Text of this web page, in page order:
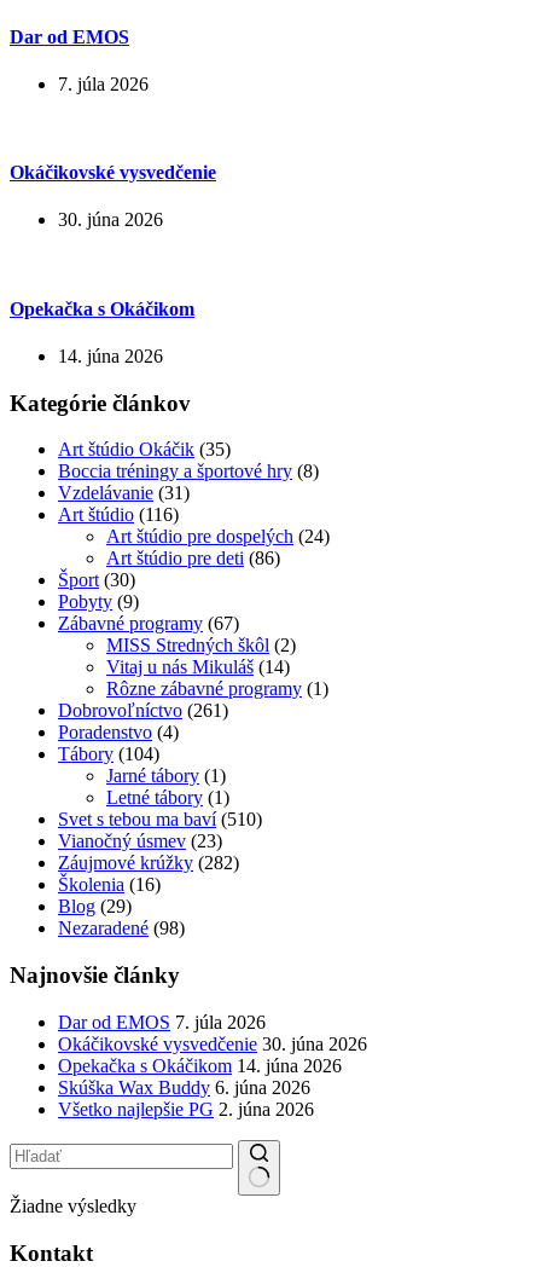
Dar od EMOS
7. júla 2026
Okáčikovské vysvedčenie
30. júna 2026
Opekačka s Okáčikom
14. júna 2026
Kategórie článkov
Art štúdio Okáčik (35)
Boccia tréningy a športové hry (8)
Vzdelávanie (31)
Art štúdio (116)
Art štúdio pre dospelých (24)
Art štúdio pre deti (86)
Šport (30)
Pobyty (9)
Zábavné programy (67)
MISS Stredných škôl (2)
Vitaj u nás Mikuláš (14)
Rôzne zábavné programy (1)
Dobrovoľníctvo (261)
Poradenstvo (4)
Tábory (104)
Jarné tábory (1)
Letné tábory (1)
Svet s tebou ma baví(510)
Vianočný úsmev (23)
Záujmové krúžky (282)
Školenia (16)
Blog (29)
Nezaradené (98)
Najnovšie články
Dar od EMOS 7. júla 2026
Okáčikovské vysvedčenie 30. júna 2026
Opekačka s Okáčikom 14. júna 2026
Skúška Wax Buddy 6. júna 2026
Všetko najlepšie PG 2. júna 2026
Žiadne výsledky
Kontakt